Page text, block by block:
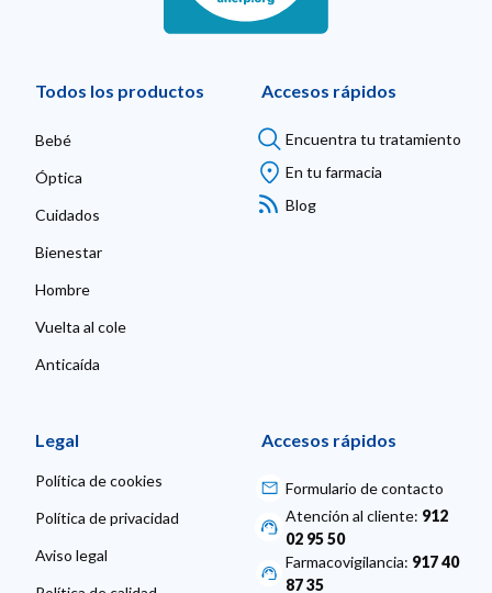
Todos los productos
Bebé
Óptica
Cuidados
Bienestar
Hombre
Vuelta al cole
Anticaída
Accesos rápidos
Encuentra tu tratamiento
En tu farmacia
Blog
Legal
Política de cookies
Política de privacidad
Aviso legal
Accesos rápidos
Formulario de contacto
Atención al cliente: 912
02 95 50
Farmacovigilancia: 917 40
87 35